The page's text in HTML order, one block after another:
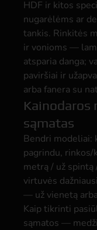
HDF ir kitos
nugarėlėms ar
tankis. Rinkitės
ir vonioms —
atsparia danga;
paviršiai ir
arba fanera su
Kainodaros
sąmatas
Bendri modeliai:
pagrindu,
metrą / už
virtuvės
— už vienetą
Kaip tikrinti
sąmatos —